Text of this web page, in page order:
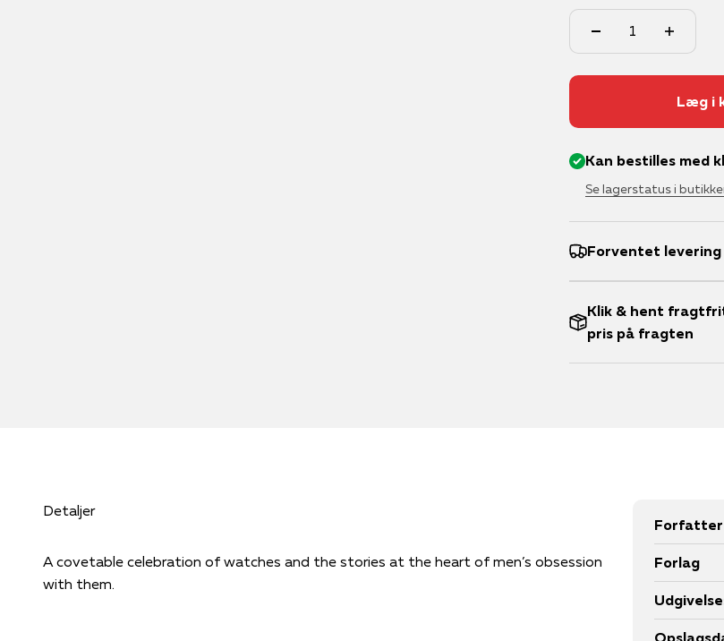
Læg i
Kan bestilles med
Se lagerstatus i
Forventet
Klik & hent
pris på fragten
Detaljer
A covetable celebration of watches and the stories at the heart of men’s obsession
with them.
Forfatter
Forlag